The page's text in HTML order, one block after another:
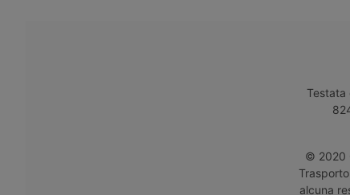
Testata
© 2020
alcuna